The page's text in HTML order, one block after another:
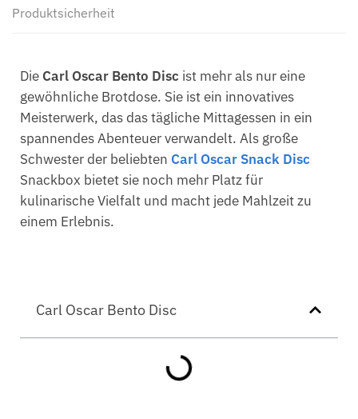
Produktsicherheit
Die Carl Oscar Bento Disc ist mehr als nur eine
gewöhnliche Brotdose. Sie ist ein innovatives
Meisterwerk, das das tägliche Mittagessen in ein
spannendes Abenteuer verwandelt. Als große
Schwester der beliebten Carl Oscar Snack Disc
Snackbox bietet sie noch mehr Platz für
kulinarische Vielfalt und macht jede Mahlzeit zu
einem Erlebnis.
Carl Oscar Bento Disc